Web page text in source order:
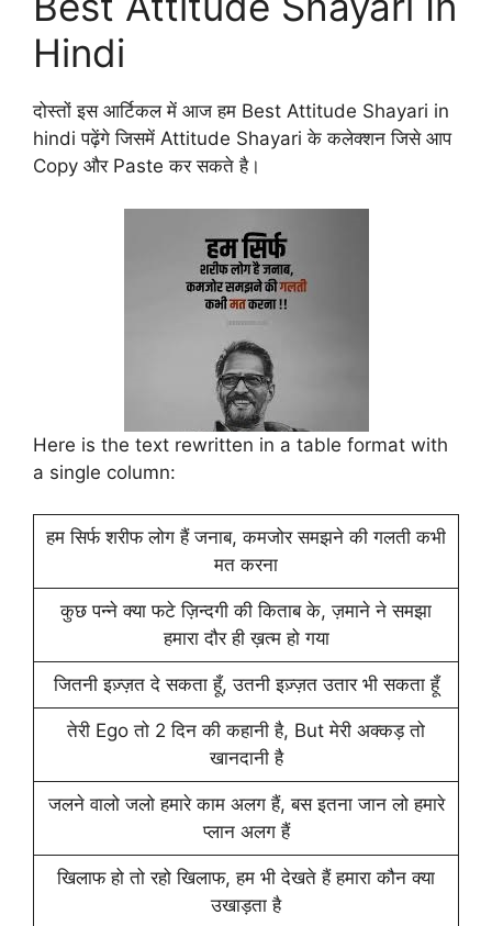
Hindi
दोस्तों इस आर्टिकल में आज हम Best Attitude Shayari in
hindi पढ़ेंगे जिसमें Attitude Shayari के कलेक्शन जिसे आप
Copy और Paste कर सकते है।
Here is the text rewritten in a table format with
a single column:
हम सिर्फ शरीफ लोग हैं जनाब, कमजोर समझने की गलती कभी
मत करना
कुछ पन्ने क्या फटे ज़िन्दगी की किताब के, ज़माने ने समझा
हमारा दौर ही ख़त्म हो गया
जितनी इज़्ज़त दे सकता हूँ, उतनी इज़्ज़त उतार भी सकता हूँ
तेरी Ego तो 2 दिन की कहानी है, But मेरी अक्कड़ तो
खानदानी है
जलने वालो जलो हमारे काम अलग हैं, बस इतना जान लो हमारे
प्लान अलग हैं
खिलाफ हो तो रहो खिलाफ, हम भी देखते हैं हमारा कौन क्या
उखाड़ता है